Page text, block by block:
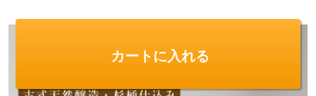
カートに入れる